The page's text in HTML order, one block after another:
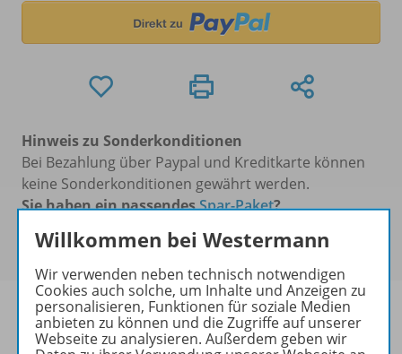
Hinweis zu Sonderkonditionen
Bei Bezahlung über Paypal und Kreditkarte können
keine Sonderkonditionen gewährt werden.
Sie haben ein passendesSpar-Paket?
sich bitte an.
Willkommen bei Westermann
Wir verwenden neben technisch notwendigen
Cookies auch solche, um Inhalte und Anzeigen zu
personalisieren, Funktionen für soziale Medien
anbieten zu können und die Zugriffe auf unserer
Webseite zu analysieren. Außerdem geben wir